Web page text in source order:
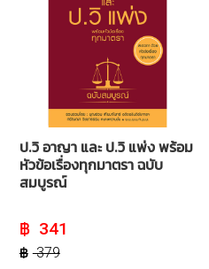
ป.วิ อาญา และ ป.วิ แพ่ง พร้อม
หัวข้อเรื่องทุกมาตรา ฉบับ
สมบูรณ์
379
Original
price
was:
฿ 379.
341
Current
price
is:
฿ 341.